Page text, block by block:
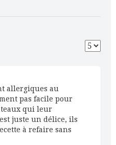
allergiques au
pas facile pour
qui leur
juste un délice, ils
à refaire sans